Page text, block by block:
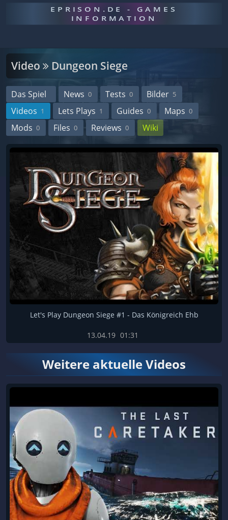
EPRISON.DE - GAMES
INFORMATION
Video Dungeon Siege
Das Spiel News 0 Tests 0 Bilder 5
Videos 1 Lets Plays 1 Guides 0 Maps 0
Mods 0 Files 0 Reviews 0 Wiki
Let's Play Dungeon Siege #1 - Das Königreich Ehb
13.04.19 01:31
Weitere aktuelle Videos